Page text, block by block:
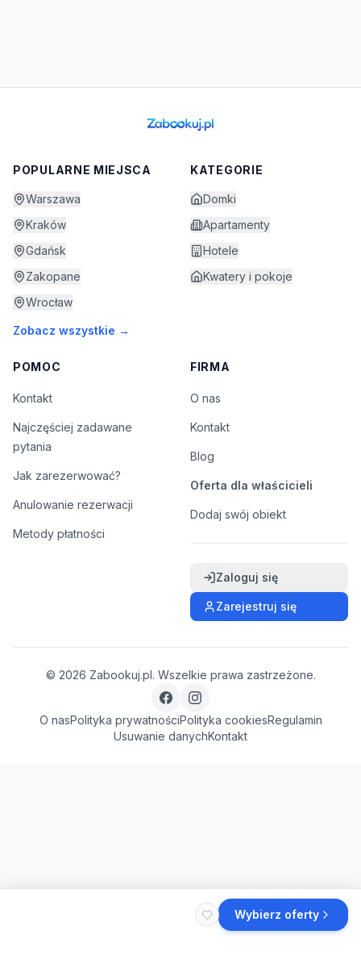
Wybierz oferty
POPULARNE MIEJSCA
Warszawa
Kraków
Gdańsk
Zakopane
Wrocław
Zobacz wszystkie →
KATEGORIE
Domki
Apartamenty
Hotele
Kwatery i pokoje
POMOC
Kontakt
Najczęściej zadawane
pytania
Jak zarezerwować?
Anulowanie rezerwacji
Metody płatności
FIRMA
O nas
Kontakt
Blog
Oferta dla właścicieli
Dodaj swój obiekt
Zaloguj się
Zarejestruj się
© 2026 Zabookuj.pl. Wszelkie prawa zastrzeżone.
O nasPolityka prywatnościPolityka cookiesRegulamin
Usuwanie danychKontakt